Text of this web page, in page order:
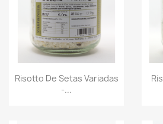
 Vista rápida
Risotto De Setas Variadas
-...